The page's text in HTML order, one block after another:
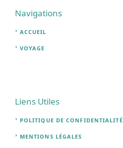
Navigations
ACCUEIL
VOYAGE
Liens Utiles
POLITIQUE DE CONFIDENTIALITÉ
MENTIONS LÉGALES